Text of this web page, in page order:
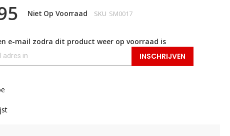
Niet Op Voorraad SKU SM0017
e-mail zodra dit product weer op voorraad is
INSCHRIJVEN